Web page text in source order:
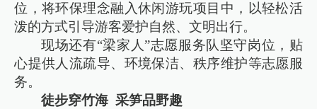
位，将环保理念融入休闲游玩项目中，以轻松活
泼的方式引导游客爱护自然、文明出行。
现场还有“梁家人”志愿服务队坚守岗位，贴
心提供人流疏导、环境保洁、秩序维护等志愿服
务。
徒步穿竹海 采笋品野趣